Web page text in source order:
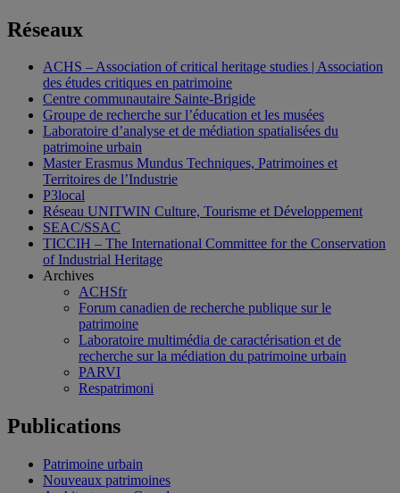
Réseaux
ACHS – Association of critical heritage studies | Association
des études critiques en patrimoine
Centre communautaire Sainte-Brigide
Groupe de recherche sur l’éducation et les musées
Laboratoire d’analyse et de médiation spatialisées du
patrimoine urbain
Master Erasmus Mundus Techniques, Patrimoines et
Territoires de l’Industrie
P3local
Réseau UNITWIN Culture, Tourisme et Développement
SEAC/SSAC
TICCIH – The International Committee for the Conservation
of Industrial Heritage
Archives
ACHSfr
Forum canadien de recherche publique sur le
patrimoine
Laboratoire multimédia de caractérisation et de
recherche sur la médiation du patrimoine urbain
PARVI
Respatrimoni
Publications
Patrimoine urbain
Nouveaux patrimoines